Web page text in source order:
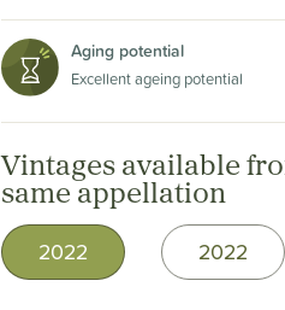
Aging potential
Excellent ageing potential
Vintages available
same appellation
2022 2022